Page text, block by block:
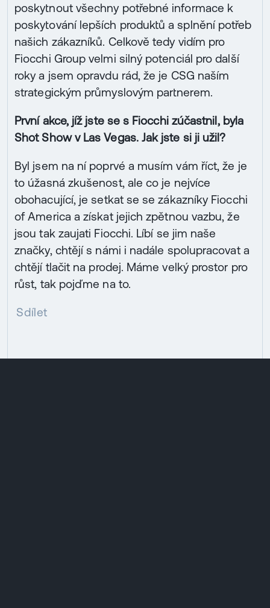
poskytnout všechny potřebné informace k
poskytování lepších produktů a splnění potřeb
našich zákazníků. Celkově tedy vidím pro
Fiocchi Group velmi silný potenciál pro další
roky a jsem opravdu rád, že je CSG naším
strategickým průmyslovým partnerem.
První akce, jíž jste se s Fiocchi zúčastnil, byla
Shot Show v Las Vegas. Jak jste si ji užil?
Byl jsem na ní poprvé a musím vám říct, že je
to úžasná zkušenost, ale co je nejvíce
obohacující, je setkat se se zákazníky Fiocchi
of America a získat jejich zpětnou vazbu, že
jsou tak zaujati Fiocchi. Líbí se jim naše
značky, chtějí s námi i nadále spolupracovat a
chtějí tlačit na prodej. Máme velký prostor pro
růst, tak pojďme na to.
Sdílet